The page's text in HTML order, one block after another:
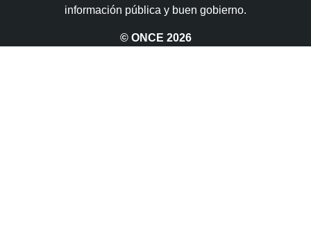
información pública y buen gobierno.
© ONCE 2026